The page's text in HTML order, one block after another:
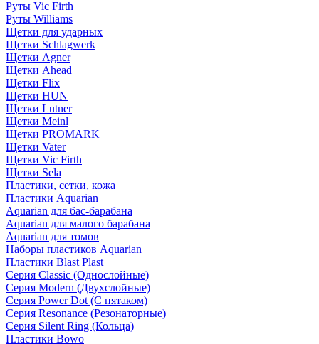
Руты Vic Firth
Руты Williams
Щетки для ударных
Щетки Schlagwerk
Щетки Agner
Щетки Ahead
Щетки Flix
Щетки HUN
Щетки Lutner
Щетки Meinl
Щетки PROMARK
Щетки Vater
Щетки Vic Firth
Щетки Sela
Пластики, сетки, кожа
Пластики Aquarian
Aquarian для бас-барабана
Aquarian для малого барабана
Aquarian для томов
Наборы пластиков Aquarian
Пластики Blast Plast
Серия Classic (Однослойные)
Серия Modern (Двухслойные)
Серия Power Dot (С пятаком)
Серия Resonance (Резонаторные)
Серия Silent Ring (Кольца)
Пластики Bowo